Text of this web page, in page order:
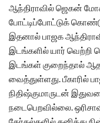
ஆந்திராவில் ஜெகன்
போட்டிப்போட்டுக்
இதனால் பாஜக
இடங்களில் யார் வெற்றி
இடங்கள் குறைந்தால்
வைத்துள்ளது. பீகாரில்
நிதிஷ்குமாருடன்
நடைபெறவில்லை.